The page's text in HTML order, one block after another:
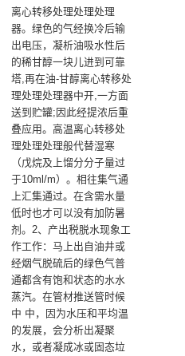
离心转移处理处理处理
器。绿色的气经换冷后输
出电压，凝析油吸水性后
的稀甘醇一块儿进到可靠
塔,再在油-甘醇离心转移处
理处理处理器中开,一方面
送到贮罐;因此经提浓后重
叠应用。高温离心转移处
理处理处理般代替湿寒
（戊烷及上馏分分子量过
于10ml/m）。相往集气通
上汇集通过。在含需水量
低时也才可以没有加防暑
剂。2、产出税脱水现象工
作工作：马上出自油井或
经烟气脱硫后的绿色气普
通都含有饱和状态的水水
蒸汽。在管材推送管时候
中 中，因为水压和平均温
的发展，会分析出凝聚
水，或者凝成冰或固态垃